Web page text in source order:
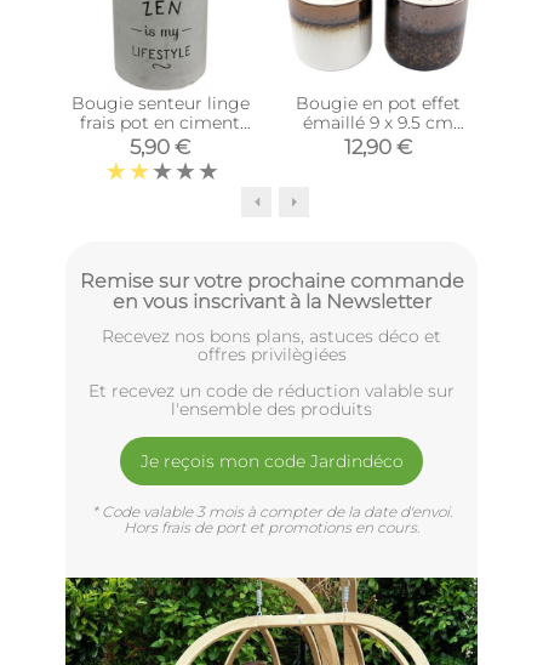
Bougie senteur linge
frais pot en ciment
(Zen is my lifestyle)
5,90 €
Bougie en pot effet
émaillé 9 x 9.5 cm
(Lot de 2)
12,90 €
Remise sur votre prochaine commande
en vous inscrivant à la Newsletter
Recevez nos bons plans, astuces déco et
offres privilègiées
Et recevez un code de réduction valable sur
l'ensemble des produits
Je reçois mon code Jardindéco
* Code valable 3 mois à compter de la date d'envoi.
Hors frais de port et promotions en cours.